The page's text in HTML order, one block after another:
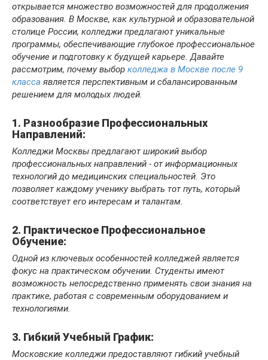
открывается множество возможностей для продолжения
образования. В Москве, как культурной и образовательной
столице России, колледжи предлагают уникальные
программы, обеспечивающие глубокое профессиональное
обучение и подготовку к будущей карьере. Давайте
рассмотрим, почему выбор колледжа в Москве после 9
класса является перспективным и сбалансированным
решением для молодых людей.
1. Разнообразие Профессиональных
Направлений:
Колледжи Москвы предлагают широкий выбор
профессиональных направлений - от информационных
технологий до медицинских специальностей. Это
позволяет каждому ученику выбрать тот путь, который
соответствует его интересам и талантам.
2. Практическое Профессиональное
Обучение:
Одной из ключевых особенностей колледжей является
фокус на практическом обучении. Студенты имеют
возможность непосредственно применять свои знания на
практике, работая с современным оборудованием и
технологиями.
3. Гибкий Учебный График:
Московские колледжи предоставляют гибкий учебный